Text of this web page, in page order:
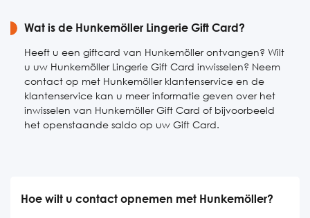
Wat is de Hunkemöller Lingerie Gift Card?
Heeft u een giftcard van Hunkemöller ontvangen? Wilt
u uw Hunkemöller Lingerie Gift Card inwisselen? Neem
contact op met Hunkemöller klantenservice en de
klantenservice kan u meer informatie geven over het
inwisselen van Hunkemöller Gift Card of bijvoorbeeld
het openstaande saldo op uw Gift Card.
Hoe wilt u contact opnemen met Hunkemöller?